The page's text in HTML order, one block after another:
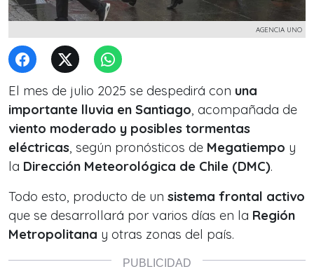
AGENCIA UNO
El mes de julio 2025 se despedirá con una
importante lluvia en Santiago, acompañada de
viento moderado y posibles tormentas
eléctricas, según pronósticos de Megatiempo y
la Dirección Meteorológica de Chile (DMC).
Todo esto, producto de un sistema frontal activo
que se desarrollará por varios días en la Región
Metropolitana y otras zonas del país.